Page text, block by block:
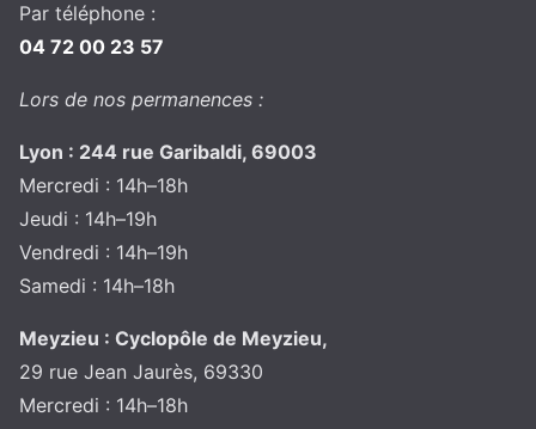
Par téléphone :
04 72 00 23 57
Lors de nos permanences :
Lyon : 244 rue Garibaldi, 69003
Mercredi : 14h–18h
Jeudi : 14h–19h
Vendredi : 14h–19h
Samedi : 14h–18h
Meyzieu : Cyclopôle de Meyzieu,
29 rue Jean Jaurès, 69330
Mercredi : 14h–18h